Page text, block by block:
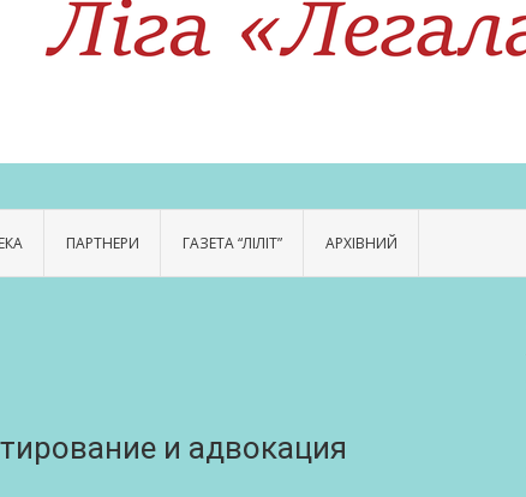
ПАРТНЕРИ ГАЗЕТА “ЛІЛІТ” АРХІВНИЙ
и адвокация